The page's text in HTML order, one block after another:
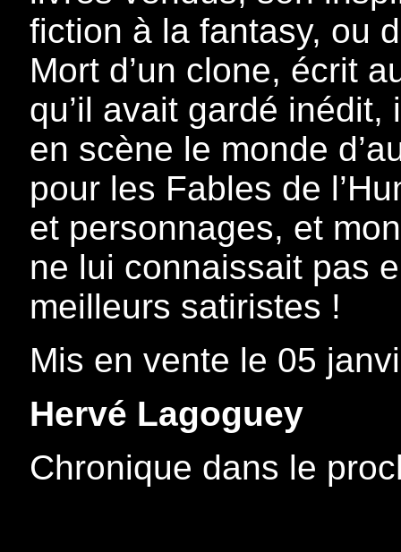
fiction à la fantasy, ou
Mort d’un clone, écrit
qu’il avait gardé
en scène le monde
pour les Fables de
et personnages, et
ne lui connaissait pas
meilleurs satiristes !
Mis en vente le 05
Hervé Lagoguey
Chronique dans le